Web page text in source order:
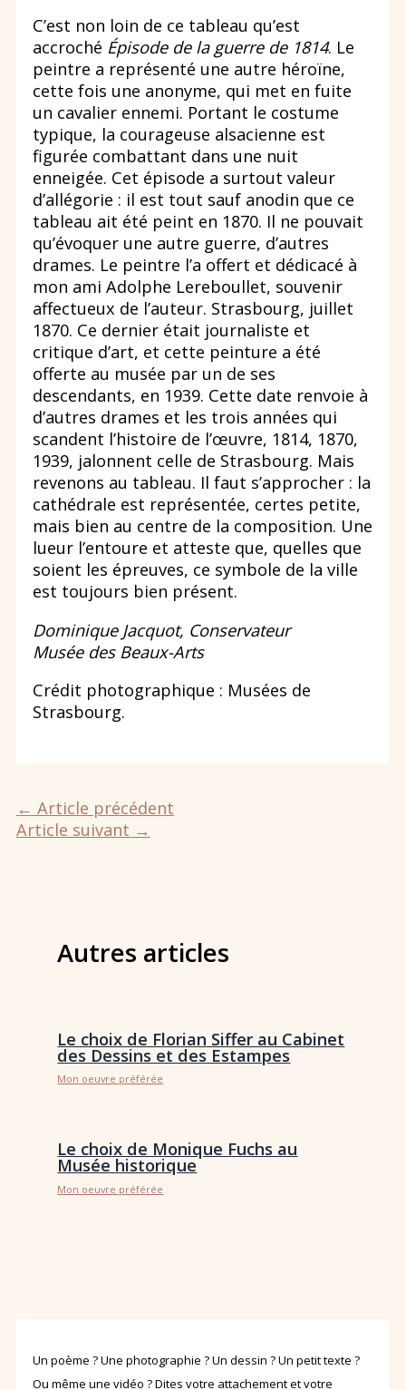
C’est non loin de ce tableau qu’est
accroché Épisode de la guerre de 1814. Le
peintre a représenté une autre héroïne,
cette fois une anonyme, qui met en fuite
un cavalier ennemi. Portant le costume
typique, la courageuse alsacienne est
figurée combattant dans une nuit
enneigée. Cet épisode a surtout valeur
d’allégorie : il est tout sauf anodin que ce
tableau ait été peint en 1870. Il ne pouvait
qu’évoquer une autre guerre, d’autres
drames. Le peintre l’a offert et dédicacé à
mon ami Adolphe Lereboullet, souvenir
affectueux de l’auteur. Strasbourg, juillet
1870. Ce dernier était journaliste et
critique d’art, et cette peinture a été
offerte au musée par un de ses
descendants, en 1939. Cette date renvoie à
d’autres drames et les trois années qui
scandent l’histoire de l’œuvre, 1814, 1870,
1939, jalonnent celle de Strasbourg. Mais
revenons au tableau. Il faut s’approcher : la
cathédrale est représentée, certes petite,
mais bien au centre de la composition. Une
lueur l’entoure et atteste que, quelles que
soient les épreuves, ce symbole de la ville
est toujours bien présent.
Dominique Jacquot, Conservateur
Musée des Beaux-Arts
Crédit photographique : Musées de
Strasbourg.
← Article précédent
Article suivant →
Autres articles
Le choix de Florian Siffer au Cabinet
des Dessins et des Estampes
Mon oeuvre préférée
Le choix de Monique Fuchs au
Musée historique
Mon oeuvre préférée
Un poème ? Une photographie ? Un dessin ? Un petit texte ?
Ou même une vidéo ? Dites votre attachement et votre